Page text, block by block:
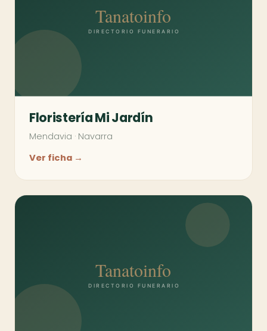
Floristería Mi Jardín
Mendavia · Navarra
Ver ficha →